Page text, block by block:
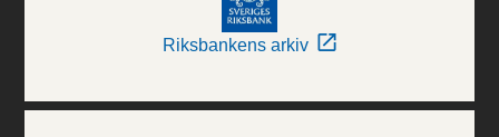
Riksbankens arkiv